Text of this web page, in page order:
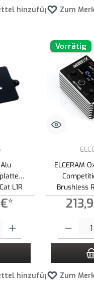
hinzufügen Zum
L1R
hinzufügen
Vorrätig
ELCERAM
Brushless
Zum